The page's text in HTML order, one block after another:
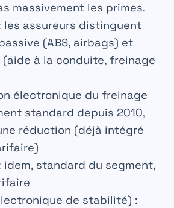
massivement les primes.
les assureurs distinguent
(ABS, airbags) et
à la conduite, freinage
électronique du freinage
standard depuis 2010,
réduction (déjà intégré
idem, standard du segment,
de stabilité) :